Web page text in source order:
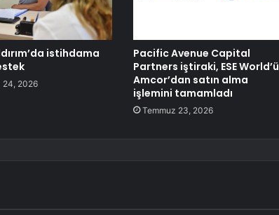
istihdama
24, 2026
Pacific Avenue Capital
Partners iştiraki, ESE World’ü
Amcor’dan satın alma
işlemini tamamladı
Temmuz 23, 2026